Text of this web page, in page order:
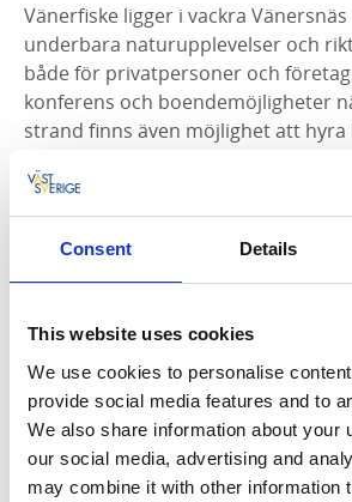
Consent Details
This website uses cookies
We use cookies to personalise
provide social media features and to
We also share information about your
our social media, advertising and
may combine it with other information
Vänerfiske ligger i vackra
underbara naturupplevelser och
både för privatpersoner och
konferens och boendemöjligheter
strand finns även möjlighet att hyra
Vänerfiske erbjuder ett brett utbud
mindre båtar, motorbåtar, kanoter
lugna vattnet på Vänern. Om du är
prisuppgifter.
Läs mer om Vänerfiske här.
Kontakt